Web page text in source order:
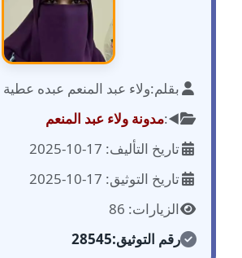
مدونة أحمد الجمال
عاملة
مدونة احمد الحسيني
عاملة
مدونة احمد زكريا
مدونة أحمد زيدان
بقلم:ولاء عبد المنعم عبده عطية
◀️:مدونة ولاء عبد المنعم
تاريخ التأليف: 17-10-2025
تاريخ التوثيق: 17-10-2025
الزيارات: 86
رقم التوثيق:28545